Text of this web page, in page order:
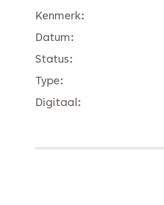
Kenmerk
Datum
Status
Type
Digitaal